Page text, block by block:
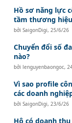
Hồ sơ năng lực
tầm thương
bởiSaigonDigi, 25/6/26
Chuyển đổi số
nào?
bởilenguyenbaongoc,
Vì sao profile
các doanh
bởiSaigonDigi, 23/6/26
Hộ có doanh